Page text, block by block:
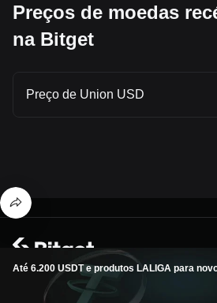
Preços de moedas
na Bitget
Preço de Union USD
Até 6.200 USDT e produtos LALIGA para